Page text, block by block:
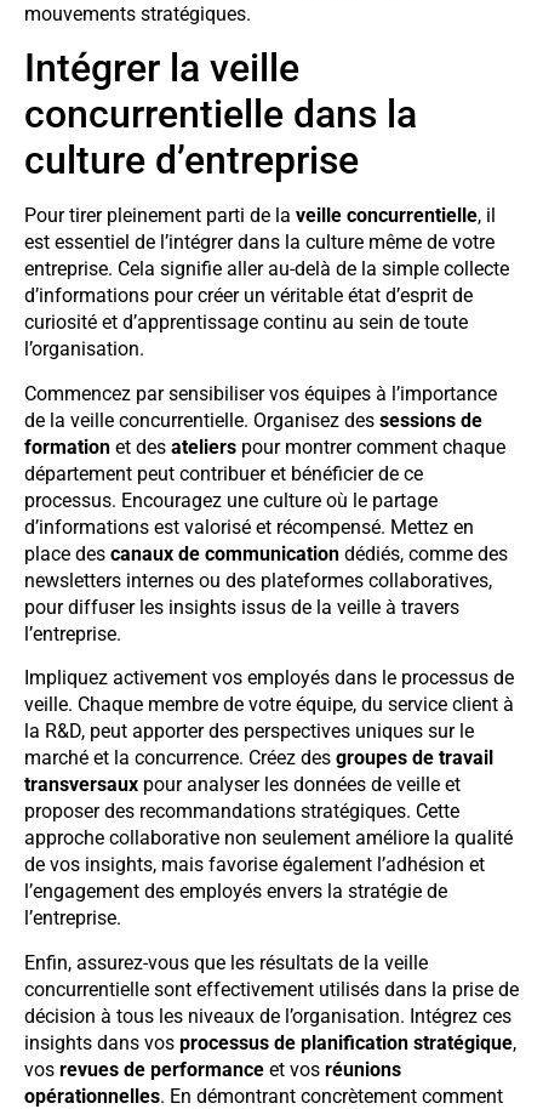
mouvements stratégiques.
Intégrer la veille
concurrentielle dans la
culture d’entreprise
Pour tirer pleinement parti de la veille concurrentielle, il
est essentiel de l’intégrer dans la culture même de votre
entreprise. Cela signifie aller au-delà de la simple collecte
d’informations pour créer un véritable état d’esprit de
curiosité et d’apprentissage continu au sein de toute
l’organisation.
Commencez par sensibiliser vos équipes à l’importance
de la veille concurrentielle. Organisez des sessions de
formation et des ateliers pour montrer comment chaque
département peut contribuer et bénéficier de ce
processus. Encouragez une culture où le partage
d’informations est valorisé et récompensé. Mettez en
place des canaux de communication dédiés, comme des
newsletters internes ou des plateformes collaboratives,
pour diffuser les insights issus de la veille à travers
l’entreprise.
Impliquez activement vos employés dans le processus de
veille. Chaque membre de votre équipe, du service client à
la R&D, peut apporter des perspectives uniques sur le
marché et la concurrence. Créez des groupes de travail
transversaux pour analyser les données de veille et
proposer des recommandations stratégiques. Cette
approche collaborative non seulement améliore la qualité
de vos insights, mais favorise également l’adhésion et
l’engagement des employés envers la stratégie de
l’entreprise.
Enfin, assurez-vous que les résultats de la veille
concurrentielle sont effectivement utilisés dans la prise de
décision à tous les niveaux de l’organisation. Intégrez ces
insights dans vos processus de planification stratégique,
vos revues de performance et vos réunions
opérationnelles. En démontrant concrètement comment